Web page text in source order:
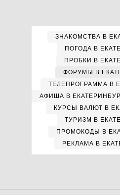
ЗНАКОМСТВА В
ПОГОДА В
ПРОБКИ В
ФОРУМЫ В
ТЕЛЕПРОГРАММА В
АФИША В
КУРСЫ ВАЛЮТ В
ТУРИЗМ В
ПРОМОКОДЫ В
РЕКЛАМА В